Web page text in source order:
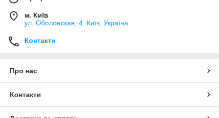
м. Київ
ул. Оболонская, 4, Київ, Україна
Контакти
Про нас
Контакти